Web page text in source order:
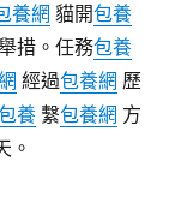
養網 貓開包養
措。任務包養
經過包養網 歷
養 繫包養網 方
。